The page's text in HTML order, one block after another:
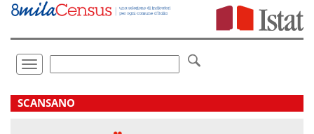
Vai
direttamente
Toggle
navigation
.
SCANSANO